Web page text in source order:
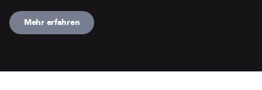
Mehr erfahren